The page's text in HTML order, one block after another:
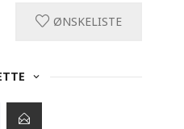
ØNSKELISTE